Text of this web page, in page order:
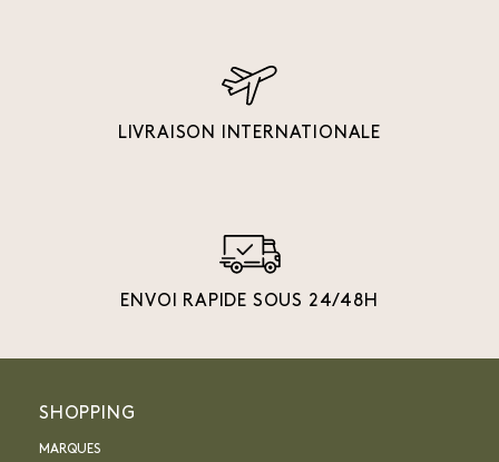
LIVRAISON INTERNATIONALE
ENVOI RAPIDE SOUS 24/48H
SHOPPING
MARQUES